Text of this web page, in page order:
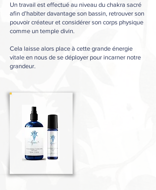
Un travail est effectué au niveau du chakra sacré
afin d’habiter davantage son bassin, retrouver son
pouvoir créateur et considérer son corps physique
comme un temple divin.
Cela laisse alors place à cette grande énergie
vitale en nous de se déployer pour incarner notre
grandeur.